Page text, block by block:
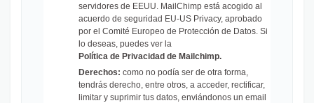
servidores de EEUU. MailChimp está acogido al
acuerdo de seguridad EU-US Privacy, aprobado
por el Comité Europeo de Protección de Datos. Si
lo deseas, puedes ver la
Política de Privacidad de Mailchimp.
Derechos: como no podía ser de otra forma,
tendrás derecho, entre otros, a acceder, rectificar,
limitar y suprimir tus datos, enviándonos un email